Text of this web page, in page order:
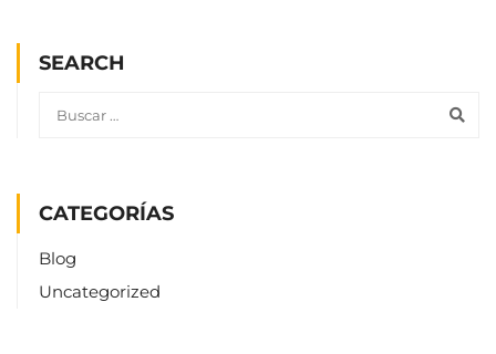
SEARCH
CATEGORÍAS
Blog
Uncategorized